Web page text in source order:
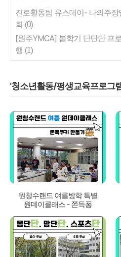
진로활동팀 유스데이- 나의주장
회 (0)
[원주YMCA] 봄학기 단단단 프
행 (1)
'청소년활동/평생교육프로그
원청수랜드 여름방학 특별
원데이클래스 - 쫀득퐁